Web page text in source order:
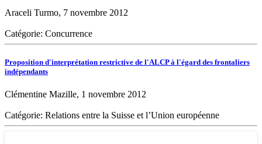
Araceli Turmo, 7 novembre 2012
Catégorie: Concurrence
Proposition d'interprétation restrictive de l'ALCP à l'égard des frontaliers
indépendants
Clémentine Mazille, 1 novembre 2012
Catégorie: Relations entre la Suisse et l’Union européenne